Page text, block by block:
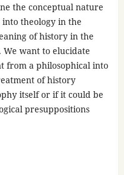
the conceptual nature
theology in the
of history in the
want to elucidate
from a philosophical into
of history
itself or if it could be
presuppositions